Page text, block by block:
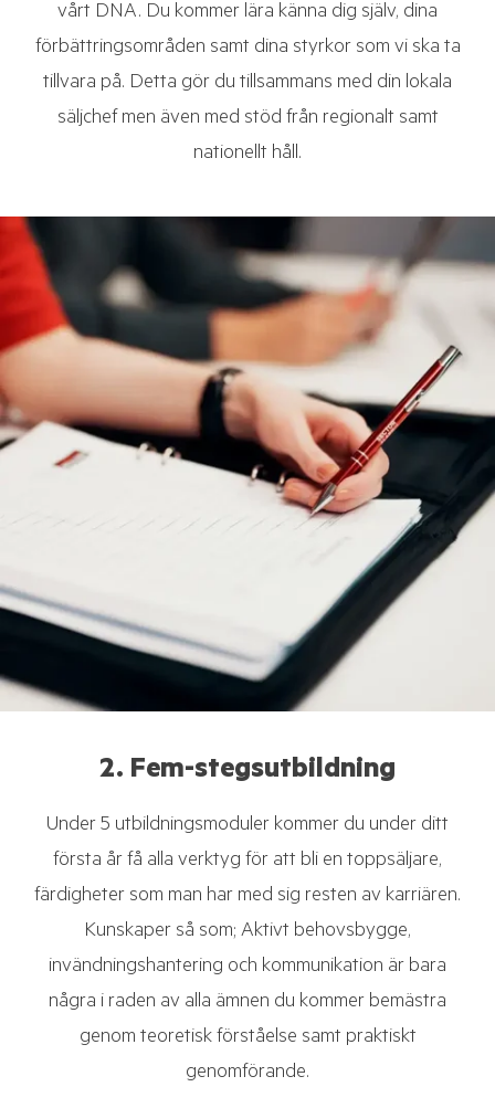
vårt DNA. Du kommer lära känna dig själv, dina
förbättringsområden samt dina styrkor som vi ska ta
tillvara på. Detta gör du tillsammans med din lokala
säljchef men även med stöd från regionalt samt
nationellt håll.
2. Fem-stegsutbildning
Under 5 utbildningsmoduler kommer du under ditt
första år få alla verktyg för att bli en toppsäljare,
färdigheter som man har med sig resten av karriären.
Kunskaper så som; Aktivt behovsbygge,
invändningshantering och kommunikation är bara
några i raden av alla ämnen du kommer bemästra
genom teoretisk förståelse samt praktiskt
genomförande.